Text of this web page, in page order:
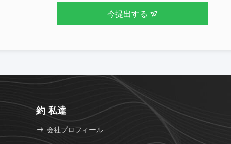
今提出する
約 私達
会社プロフィール